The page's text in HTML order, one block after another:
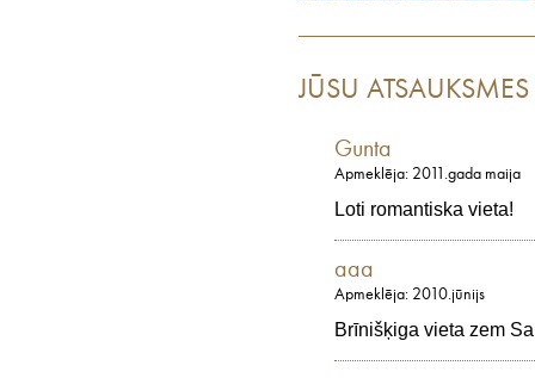
JŪSU ATSAUKSMES
Gunta
Apmeklēja: 2011.gada maija
Loti romantiska vieta!
aaa
Apmeklēja: 2010.jūnijs
Brīnišķiga vieta zem